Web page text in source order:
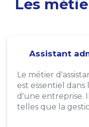
Les
Assistant
Le métier
est essentiel
d'une entreprise.
telles que la